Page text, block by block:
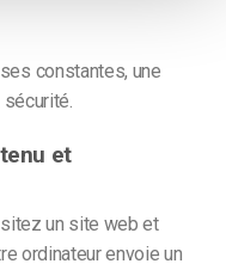
constantes, une
et
un site web et
ordinateur envoie un